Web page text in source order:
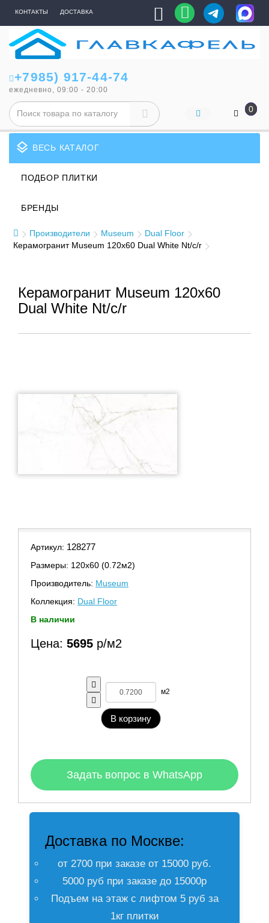
КОНТАКТЫ ДОСТАВКА
+7985) 917-44-74
ежедневно, 09:00 - 20:00
0
layers ВЕСЬ КАТАЛОГ
ПОДБОР ПЛИТКИ
БРЕНДЫ
Производители Museum
Dual Floor
Керамогранит Museum 120x60 Dual White Nt/c/r
Керамогранит Museum 120x60
Dual White Nt/c/r
Артикул: 128277
Размеры: 120х60 (0.72м2)
Производитель: Museum
Коллекция: Dual Floor
В наличии
Цена: 5695 р/м2
м2
В корзину
Задать вопрос в WhatsApp
Доставка по Москве:
от 2700 при заказе от 15000 руб.
5000 руб при заказе до 15000р
Подъем на этаж с лифтом 5 руб за
1кг плитки